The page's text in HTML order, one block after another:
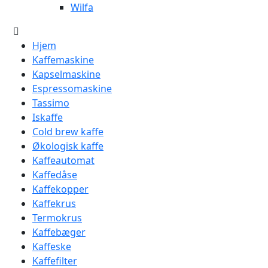
Wilfa
Hjem
Kaffemaskine
Kapselmaskine
Espressomaskine
Tassimo
Iskaffe
Cold brew kaffe
Økologisk kaffe
Kaffeautomat
Kaffedåse
Kaffekopper
Kaffekrus
Termokrus
Kaffebæger
Kaffeske
Kaffefilter